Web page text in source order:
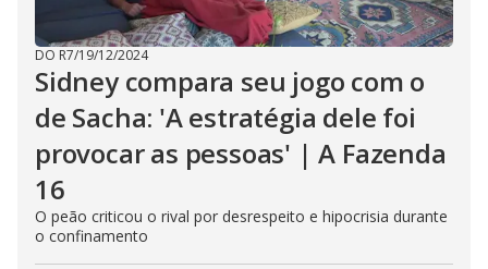
DO R7/19/12/2024
Sidney compara seu jogo com o
de Sacha: 'A estratégia dele foi
provocar as pessoas' | A Fazenda
16
O peão criticou o rival por desrespeito e hipocrisia durante
o confinamento